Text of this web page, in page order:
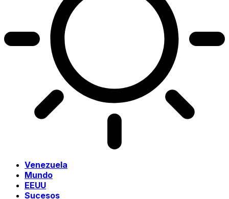
Venezuela
Mundo
EEUU
Sucesos